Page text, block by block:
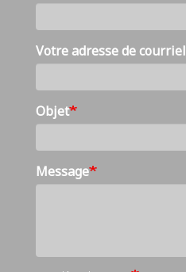
Votre adresse de courriel
Objet
Message